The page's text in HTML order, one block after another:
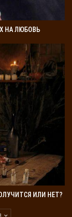
другие
связаны с
Ваши
готовы
энергия и
Вы
самочувствие
внимание
НА ЛЮБОВЬ
ИЛИ НЕТ?